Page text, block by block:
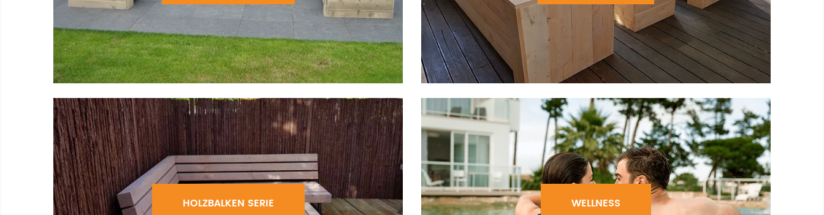
HOLZBALKEN SERIE WELLNESS